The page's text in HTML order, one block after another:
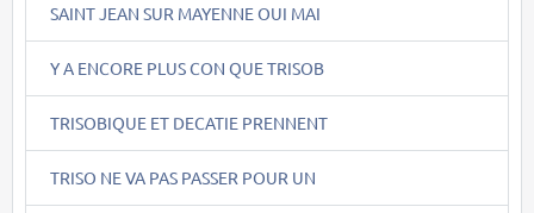
SAINT JEAN SUR MAYENNE OUI MAI
Y A ENCORE PLUS CON QUE TRISOB
TRISOBIQUE ET DECATIE PRENNENT
TRISO NE VA PAS PASSER POUR UN